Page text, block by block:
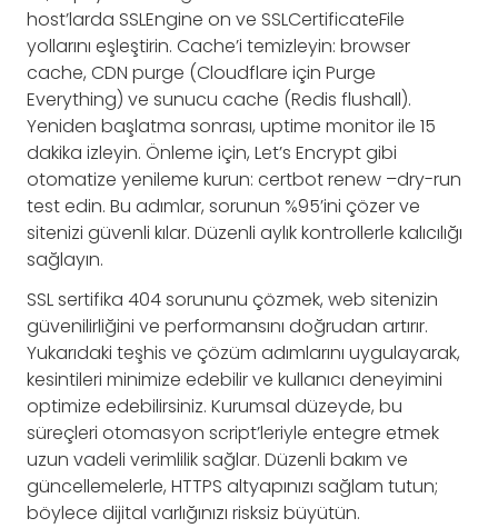
host’larda SSLEngine on ve SSLCertificateFile
yollarını eşleştirin. Cache’i temizleyin: browser
cache, CDN purge (Cloudflare için Purge
Everything) ve sunucu cache (Redis flushall).
Yeniden başlatma sonrası, uptime monitor ile 15
dakika izleyin. Önleme için, Let’s Encrypt gibi
otomatize yenileme kurun: certbot renew –dry-run
test edin. Bu adımlar, sorunun %95’ini çözer ve
sitenizi güvenli kılar. Düzenli aylık kontrollerle kalıcılığı
sağlayın.
SSL sertifika 404 sorununu çözmek, web sitenizin
güvenilirliğini ve performansını doğrudan artırır.
Yukarıdaki teşhis ve çözüm adımlarını uygulayarak,
kesintileri minimize edebilir ve kullanıcı deneyimini
optimize edebilirsiniz. Kurumsal düzeyde, bu
süreçleri otomasyon script’leriyle entegre etmek
uzun vadeli verimlilik sağlar. Düzenli bakım ve
güncellemelerle, HTTPS altyapınızı sağlam tutun;
böylece dijital varlığınızı risksiz büyütün.